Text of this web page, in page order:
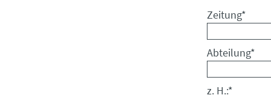
Pflichtfeld
Zeitung*
Pflichtfeld
Abteilung*
Pflichtfeld
z. H.:*